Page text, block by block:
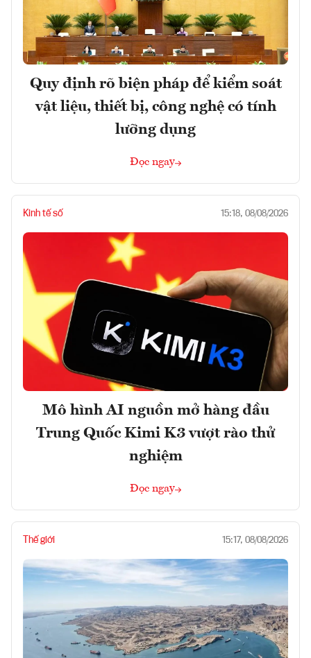
Quy định rõ biện pháp để kiểm soát
vật liệu, thiết bị, công nghệ có tính
lưỡng dụng
Đọc ngay
Kinh tế số 15:18, 08/08/2026
Mô hình AI nguồn mở hàng đầu
Trung Quốc Kimi K3 vượt rào thử
nghiệm
Đọc ngay
Thế giới 15:17, 08/08/2026